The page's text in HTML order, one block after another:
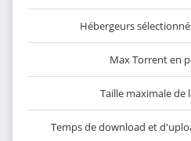
Hébergeurs
Max Torrent en
Taille maximale de
Temps de download et